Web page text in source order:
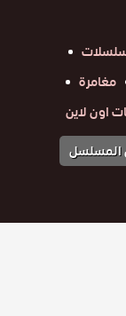
مغامرة
اون لاين
المسلسل